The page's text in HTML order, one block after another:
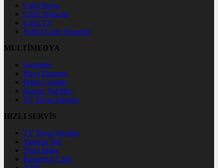
Canlı Borsa
Canlı Sonuçlar
Canlı TV
Futbol Canlı Sonuçlar
MULTİMEDYA
Gazeteler
Hava Durumu
Haber Gönder
Namaz Vakitleri
TV Yayın Akışları
HIZLI SERVİS
TV Yayın Akışları
Yazarlar Site
Tenis İddaa
Basketbol Canlı